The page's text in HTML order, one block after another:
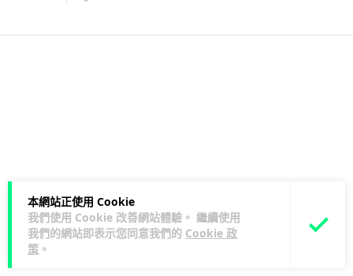
本網站正使用 Cookie
我們使用 Cookie 改善網站體驗。 繼續使用
我們的網站即表示您同意我們的 Cookie 政
策 。